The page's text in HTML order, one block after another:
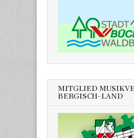
MITGLIED
BERGISCH-LAND